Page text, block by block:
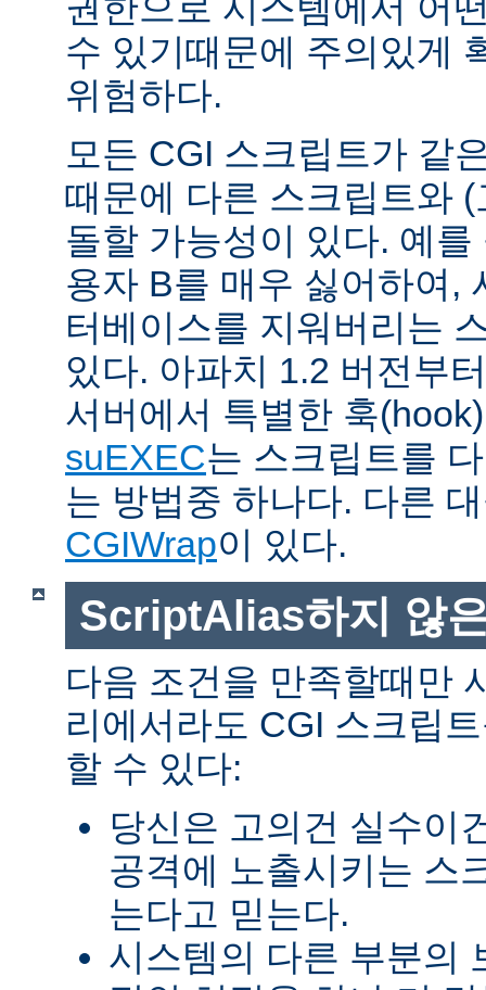
수 있기때문에 주의있게
위험하다.
모든 CGI 스크립트가 같
때문에 다른 스크립트와
돌할 가능성이 있다. 예
용자 B를 매우 싫어하여,
터베이스를 지워버리는
있다. 아파치 1.2 버전부
서버에서 특별한 훅
suEXEC는 스크립트를
는 방법중 하나다. 다른
CGIWrap이 있다.
ScriptAlias하지 않
다음 조건을 만족할때만
리에서라도 CGI 스크립
할 수 있다:
당신은 고의건 실수이
공격에 노출시키는 스
는다고 믿는다.
시스템의 다른 부분의